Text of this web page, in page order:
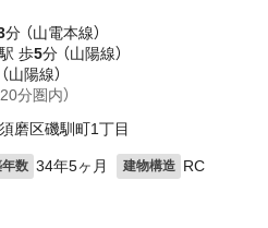
分 （山電本線）
歩5分 （山陽線）
山陽線）
分圏内）
磨区磯馴町1丁目
数 34年5ヶ月 建物構造 RC